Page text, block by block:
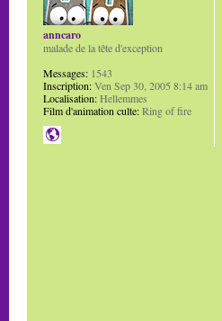
anncaro
malade de la tête d'exception
Messages: 1543
Inscription:Ven Sep 30, 2005 8:14 am
Localisation:Hellemmes
Film d'animation culte:Ring of fire